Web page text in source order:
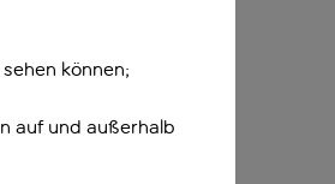
können;
auf und außerhalb